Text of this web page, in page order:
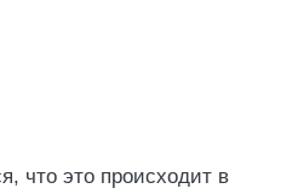
что это происходит в